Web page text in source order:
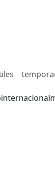
internacional